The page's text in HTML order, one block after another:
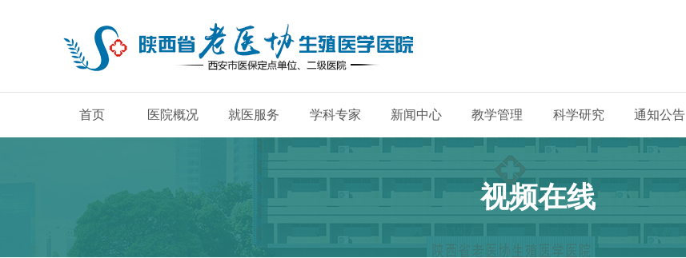
首页 医院概况 就医服务 学科专家 新闻中心 教学管理 科学研究 通知公告
视频在线